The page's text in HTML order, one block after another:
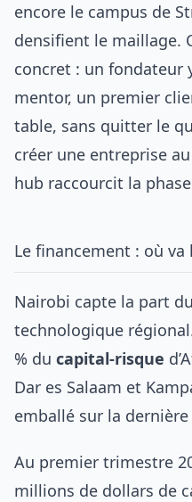
encore le campus de
densifient le maillage.
concret : un fondateur
mentor, un premier
table, sans quitter le
créer une entreprise au
hub raccourcit la phase
Le financement : où va
Nairobi capte la part
technologique
% du capital-risque
Dar es Salaam et
emballé sur la
Au premier trimestre
millions de dollars de